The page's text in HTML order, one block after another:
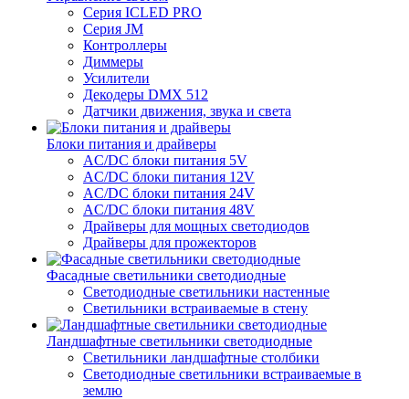
Серия ICLED PRO
Серия JM
Контроллеры
Диммеры
Усилители
Декодеры DMX 512
Датчики движения, звука и света
Блоки питания и драйверы
AC/DC блоки питания 5V
AC/DC блоки питания 12V
AC/DC блоки питания 24V
AC/DC блоки питания 48V
Драйверы для мощных светодиодов
Драйверы для прожекторов
Фасадные светильники светодиодные
Светодиодные светильники настенные
Светильники встраиваемые в стену
Ландшафтные светильники светодиодные
Светильники ландшафтные столбики
Светодиодные светильники встраиваемые в
землю